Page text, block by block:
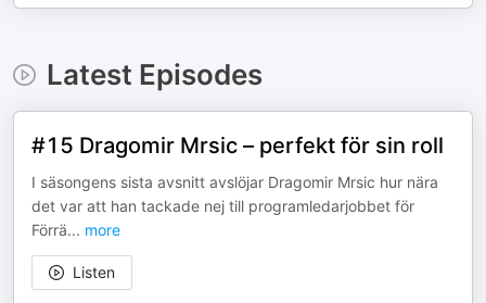
Latest Episodes
#15 Dragomir Mrsic – perfekt för sin roll
I säsongens sista avsnitt avslöjar Dragomir Mrsic hur nära
det var att han tackade nej till programledarjobbet för
Förrä... more
Listen